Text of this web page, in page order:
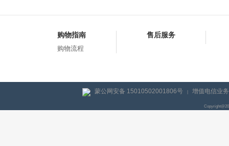
购物指南
购物流程
售后服务
蒙公网安备 15010502001806号 | 增值电信业